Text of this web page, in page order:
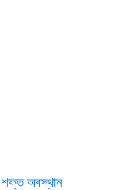
শক্ত অবস্থান